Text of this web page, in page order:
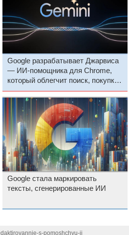
Google разрабатывает Джарвиса
— ИИ-помощника для Chrome,
который облегчит поиск, покупки
и другие задачи
Google стала маркировать
тексты, сгенерированные ИИ
s-pomoshchyu-ii